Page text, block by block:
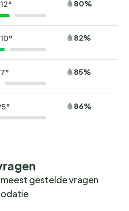
80%
82%
85%
86%
gestelde vragen